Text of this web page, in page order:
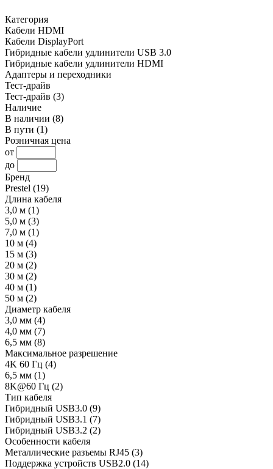
Категория
Кабели HDMI
Кабели DisplayPort
Гибридные кабели удлинители USB 3.0
Гибридные кабели удлинители HDMI
Адаптеры и переходники
Тест-драйв
Тест-драйв (3)
Наличие
В наличии (8)
В пути (1)
Розничная цена
от
до
Бренд
Prestel (19)
Длина кабеля
3,0 м (1)
5,0 м (3)
7,0 м (1)
10 м (4)
15 м (3)
20 м (2)
30 м (2)
40 м (1)
50 м (2)
Диаметр кабеля
3,0 мм (4)
4,0 мм (7)
6,5 мм (8)
Максимальное разрешение
4K 60 Гц (4)
6,5 мм (1)
8K@60 Гц (2)
Тип кабеля
Гибридный USB3.0 (9)
Гибридный USB3.1 (7)
Гибридный USB3.2 (2)
Особенности кабеля
Металлические разъемы RJ45 (3)
Поддержка устройств USB2.0 (14)